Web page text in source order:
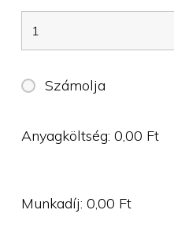
Számolja
Anyagköltség:0,00 Ft
Munkadíj:0,00 Ft